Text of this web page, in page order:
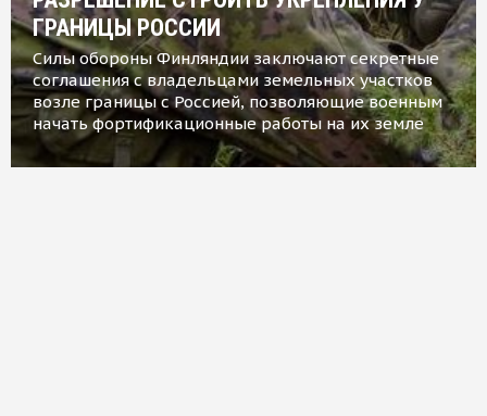
ГРАНИЦЫ РОССИИ
Силы обороны Финляндии заключают секретные
соглашения с владельцами земельных участков
возле границы с Россией, позволяющие военным
начать фортификационные работы на их земле